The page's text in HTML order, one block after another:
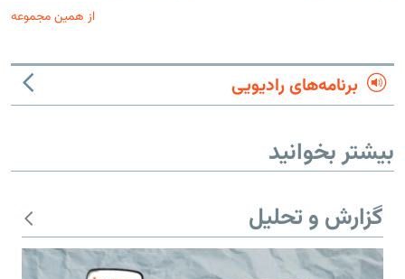
از همین مجموعه
برنامه‌های رادیویی
بیشتر بخوانید
گزارش و تحلیل